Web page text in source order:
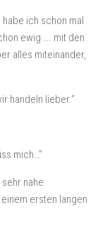
ich schon mal
ewig …. mit den
alles miteinander,
handeln lieber.”
mich…”
nahe
ersten langen